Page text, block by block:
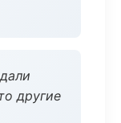
другие